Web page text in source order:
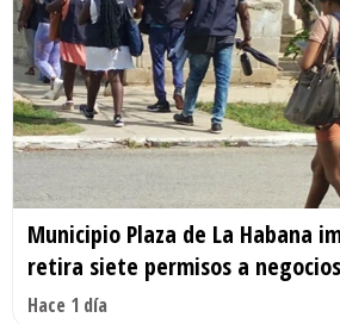
Municipio Plaza de La Habana
retira siete permisos a
Hace 1 día